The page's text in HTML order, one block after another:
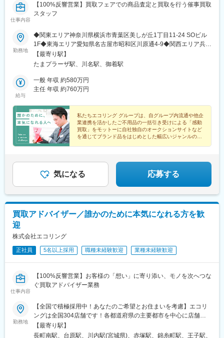
前たけふ駅、六日町駅、敦賀駅、商工会議所前駅、竜王駅、南甲
府駅、常永駅、富士山駅、川中島駅、鼎駅、瑞浪駅、中津川駅、
駅(愛知県)、猿投駅、春日井駅(中央本線)、六名駅、瀬戸市役所前
駅、重原駅、越戸駅、相生山駅、杁ケ池公園駅、赤池駅(愛知県)、
高浜港駅、共和駅、日進駅(愛知県)、道徳駅、新安城駅、高横須賀
駅、青山駅(愛知県)、印場駅、新居浜駅、南栄駅、愛知大学前駅、
枇杷島駅、荒子川公園駅、喜多山駅(愛媛県)、栄駅(愛知県)、南荒
子駅、岩塚駅、上飯田駅、上社駅、野並駅、味鋺駅、庄内通駅、
原町駅、若江岩田駅、天神橋筋六丁目駅、高見ノ里駅、森ノ宮
駅、近鉄八尾駅、天王寺駅前駅、貝塚市役所前駅、心斎橋駅、和
泉府中駅、東岸和田駅、金剛駅、三日市町駅、深江橋駅、河内磐
船駅、北巽駅、東部市場前駅、北伊丹駅、東加古川駅、宝殿駅、
小野駅(兵庫県)、香櫨園駅、鼓滝駅、総合運動公園駅、北鈴蘭台
(兵庫県)、和歌山大学前駅、神前駅(和歌山県)、紀三井寺駅、紀伊
中ノ島駅、中松江駅、大福駅、新ノ口駅、学研奈良登美ケ丘駅、
新大宮駅、京終駅、橿原神宮前駅、廿日市市役所前・平良駅、高
須駅(広島県)、呉駅、立町駅、三原駅、東尾道駅、東福山駅、道上
丁目駅、新倉敷駅、西富井駅、中庄駅、備前西市駅、津山口駅、
南直方御殿口駅、下伊田駅、天道駅、七隈駅、九大学研都市駅、
(福岡県)、熊西駅、陣原駅、永犬丸駅、スペースワールド駅、朝倉
街道駅、春日原駅、鍋島駅、佐賀駅、吉野ケ里公園駅、新鳥栖
目駅、高見橋駅、天文館通駅、伊集院駅、上塩屋駅、志布志駅、
帖佐駅、倉見駅、府中競馬正門前駅、新宿西口駅、新宿三丁目
前駅、下神明駅、青物横丁駅、上野御徒町駅、井の頭公園駅、赤
羽岩淵駅、東池袋駅、京成曳舟駅、白糸台駅、東中神駅、小田急
多摩センター駅、久里浜駅、平沼橋駅、センター北駅、南太田
駅、堀ノ内駅、浜川崎駅、川崎大師駅、新丸子駅、海老名駅(相
仕事内容
【100%反響営業】買取フェアでの商品査定と買取を行う催事買取
スタッフ
勤務地
◆関東エリア神奈川県横浜市青葉区美しが丘1丁目11-24 SOビル
1F◆東海エリア愛知県名古屋市昭和区川原通4-9◆関西エリア兵庫
県姫路市御国野町御着352近隣店舗or催事現場に出勤いただきま
す。※遠方にお住まいの方が採用に至った際は、入社に伴う転居費
【最寄り駅】
たまプラーザ駅、川名駅、御着駅
給与
一般 年収 約580万円
主任 年収 約760万円
私たちエコリング グループは、自グループ内流通や他企
業連携を活かしたご不用品の一括引き受けによる「感動
買取」をモットーに自社独自のオークションサイトなど
を通じてブランド品をはじめとした幅広いジャンルの商
気になる 応募する
買取アドバイザー／誰かのために本気になれる方を歓
迎
株式会社エコリング
正社員 5名以上採用 職種未経験歓迎 業種未経験歓迎
仕事内容
【100%反響営業】お客様の「想い」に寄り添い、モノを次へつな
ぐ買取アドバイザー業務
勤務地
【全国で積極採用中！あなたのご希望とお住まいを考慮】エコリ
ングは全国304店舗です！各都道府県の主要都市を中心に店舗を
展開しています！弊社はエリア採用のため、配属は、ご自宅から
90分圏内を予定しております。今後も出店計画があるので、ぜひ
【最寄り駅】
長町南駅、台原駅、川内駅(宮城県)、赤塚駅、錦糸町駅、王子駅、